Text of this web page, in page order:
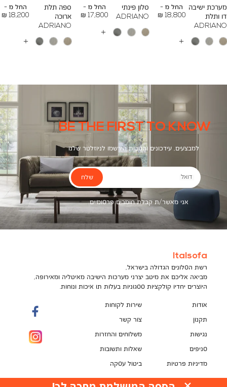
מערכת ישיבה
דו ותלת
ADRIANO
החל מ -
18,800 ₪
To
24,500 ₪
עוד
סלון פינתי
ADRIANO
החל מ -
17,800 ₪
To
26,700 ₪
עוד
ספה תלת
ארוכה
ADRIANO
החל מ -
18,200 ₪
To
23,200 ₪
עוד
BE THE FIRST TO KNOW
למבצעים, עידכונים והטבות הירשמו לניוזלטר שלנו
דואל
אני מאשר/ת קבלת חומרים פרסומיים
שלח
Italsofa
רשת הסלונים הגדולה בישראל,
מביאה אליכם את מיטב יצרני מערכות הישיבה מאיטליה ומאירופה,
היוצרים יחדיו קולקציות ססגוניות בעלות תו איכות ונוחות.
אודות
תקנון
נגישות
סניפים
מדיניות פרטיות
שירות לקוחות
צור קשר
משלוחים והחזרות
שאלות ותשובות
ביטול עסקה
תקנון מועדון לקוחות